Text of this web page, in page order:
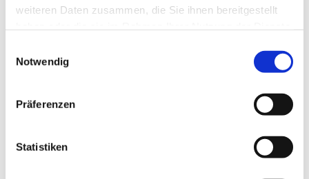
weiteren Daten zusammen, die Sie ihnen bereitgestellt
Notwendig
Präferenzen
Statistiken